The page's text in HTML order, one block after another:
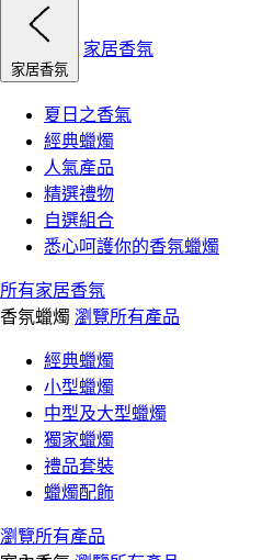
家居香氛
家居香氛
夏日之香氣
經典蠟燭
人氣產品
精選禮物
自選組合
悉心呵護你的香氛蠟燭
所有家居香氛
香氛蠟燭 瀏覽所有產品
經典蠟燭
小型蠟燭
中型及大型蠟燭
獨家蠟燭
禮品套裝
蠟燭配飾
瀏覽所有產品